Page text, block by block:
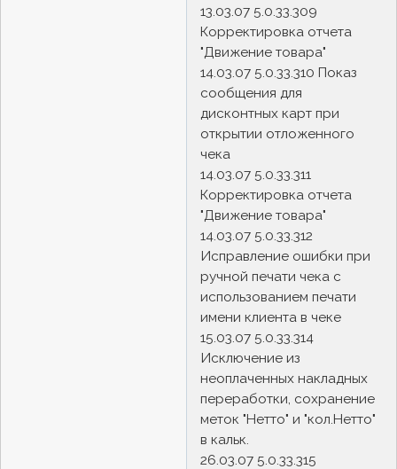
13.03.07 5.0.33.309
Корректировка отчета
"Движение товара"
14.03.07 5.0.33.310 Показ
сообщения для
дисконтных карт при
открытии отложенного
чека
14.03.07 5.0.33.311
Корректировка отчета
"Движение товара"
14.03.07 5.0.33.312
Исправление ошибки при
ручной печати чека с
использованием печати
имени клиента в чеке
15.03.07 5.0.33.314
Исключение из
неоплаченных накладных
переработки, сохранение
меток "Нетто" и "кол.Нетто"
в кальк.
26.03.07 5.0.33.315